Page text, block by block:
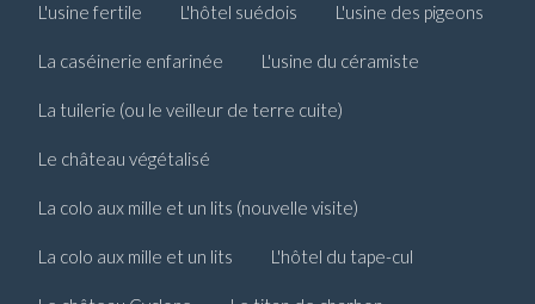
L'usine fertile L'hôtel suédois L'usine des pigeons
La caséinerie enfarinée L'usine du céramiste
La tuilerie (ou le veilleur de terre cuite)
Le château végétalisé
La colo aux mille et un lits (nouvelle visite)
La colo aux mille et un lits L'hôtel du tape-cul